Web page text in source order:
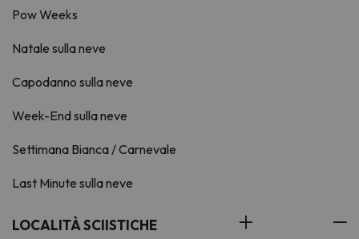
Pow Weeks
Natale sulla neve
Capodanno sulla neve
Week-End sulla neve
Settimana Bianca / Carnevale
Last Minute sulla neve
LOCALITÀ SCIISTICHE